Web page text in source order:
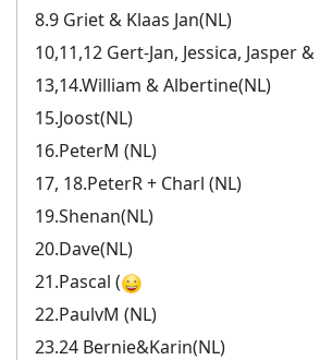
8.9 Griet & Klaas Jan(NL)
10,11,12 Gert-Jan, Jessica, Jasper
13,14.William & Albertine(NL)
15.Joost(NL)
16.PeterM (NL)
17, 18.PeterR + Charl (NL)
19.Shenan(NL)
20.Dave(NL)
21.Pascal (
22.PaulvM (NL)
23.24 Bernie&Karin(NL)